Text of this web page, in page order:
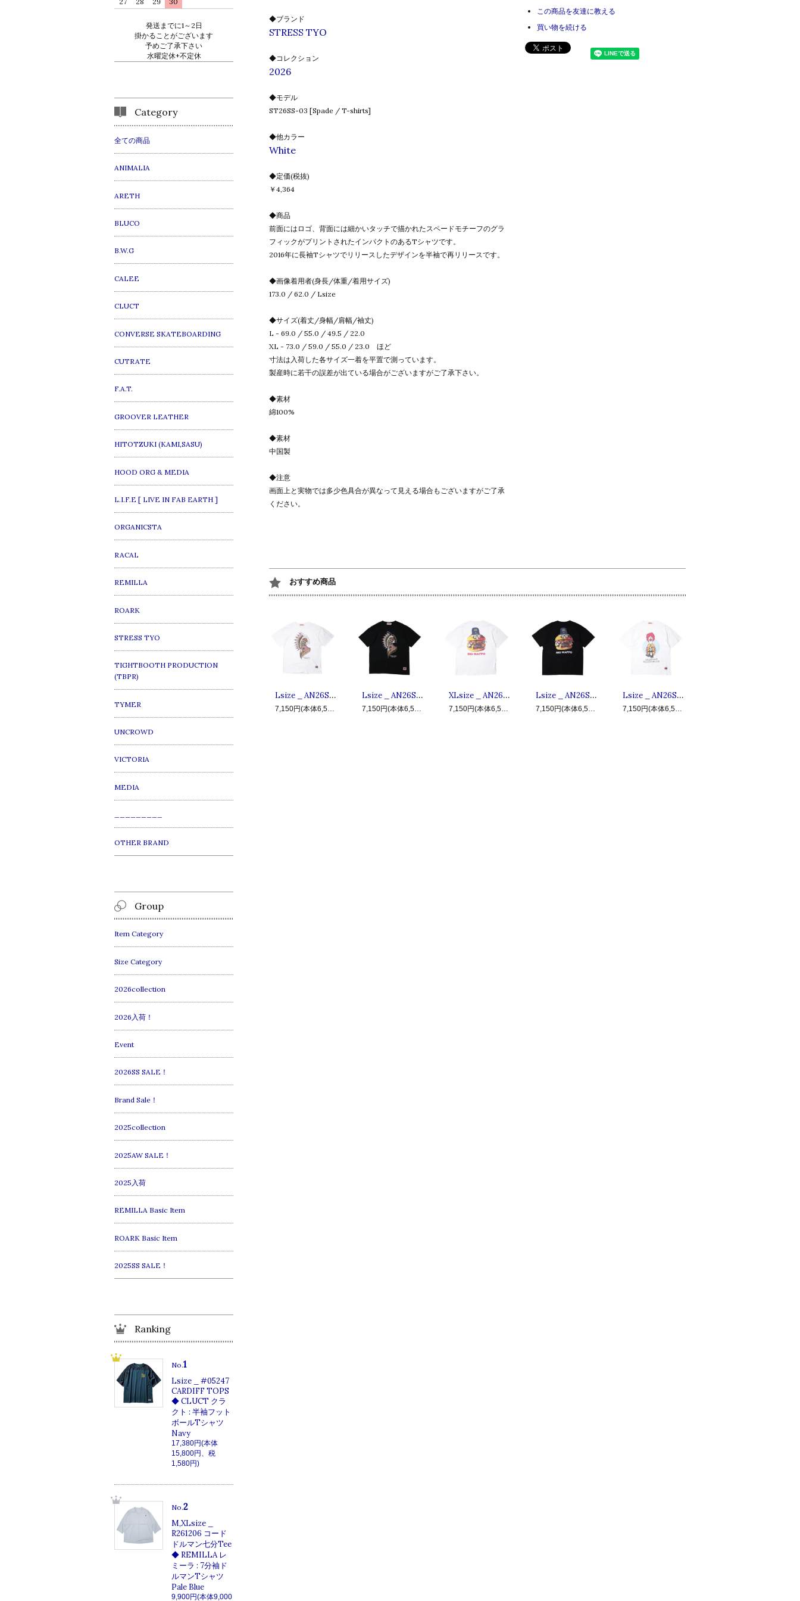
この商品を友達に教える
買い物を続ける
◆ブランド
STRESS TYO
◆コレクション
2026
◆モデル
ST26SS-03 [Spade / T-shirts]
◆他カラー
White
◆定価(税抜)
￥4,364
◆商品
前面にはロゴ、背面には細かいタッチで描かれたスペードモチーフのグラ
フィックがプリントされたインパクトのあるTシャツです。
2016年に長袖Tシャツでリリースしたデザインを半袖で再リリースです。
◆画像着用者(身長/体重/着用サイズ)
173.0 / 62.0 / Lsize
◆サイズ(着丈/身幅/肩幅/袖丈)
L - 69.0 / 55.0 / 49.5 / 22.0
XL - 73.0 / 59.0 / 55.0 / 23.0 ほど
寸法は入荷した各サイズ一着を平置で測っています。
製産時に若干の誤差が出ている場合がございますがご了承下さい。
◆素材
綿100%
◆素材
中国製
◆注意
画面上と実物では多少色具合が異なって見える場合もございますがご了承
ください。
おすすめ商品
Lsize _ AN26SU-TE06 HISTORY OF USA ◆ ANIMALIA アニマリア : 半袖ウォーボンネットTシャツ White
7,150円(本体6,500円、税650円)
Lsize _ AN26SU-TE06 HISTORY OF USA ◆ ANIMALIA アニマリア : 半袖ウォーボンネットTシャツ Black
7,150円(本体6,500円、税650円)
XLsize _ AN26SU-TE09 BIG MAPPO ◆ ANIMALIA アニマリア : 半袖ビッグマッポTシャツ White
7,150円(本体6,500円、税650円)
Lsize _ AN26SU-TE09 BIG MAPPO ◆ ANIMALIA アニマリア : 半袖ビッグマッポTシャツ Black
7,150円(本体6,500円、税650円)
Lsize _ AN26SU-TE04 I'm Damn It ◆ ANIMALIA アニマリア : 半袖ドナルTシャツ White
7,150円(本体6,500円、税650円)
発送までに1～2日
掛かることがございます
予めご了承下さい
水曜定休+不定休
Category
全ての商品
ANIMALIA
ARETH
BLUCO
B.W.G
CALEE
CLUCT
CONVERSE SKATEBOARDING
CUTRATE
F.A.T.
GROOVER LEATHER
HITOTZUKI (KAMI,SASU)
HOOD ORG & MEDIA
L.I.F.E [ LIVE IN FAB EARTH ]
ORGANICSTA
RACAL
REMILLA
ROARK
STRESS TYO
TIGHTBOOTH PRODUCTION
(TBPR)
TYMER
UNCROWD
VICTORIA
MEDIA
OTHER BRAND
Group
Item Category
Size Category
2026collection
2026入荷！
Event
2026SS SALE！
Brand Sale！
2025collection
2025AW SALE！
2025入荷
REMILLA Basic Item
ROARK Basic Item
2025SS SALE！
Ranking
No.1
Lsize _ #05247
CARDIFF TOPS
◆ CLUCT クラ
クト : 半袖フット
ボールTシャツ
Navy
17,380円(本体
15,800円、税
1,580円)
No.2
M,XLsize _
R261206 コード
ドルマン七分Tee
◆ REMILLA レ
ミーラ : 7分袖ド
ルマンTシャツ
Pale Blue
9,900円(本体9,000